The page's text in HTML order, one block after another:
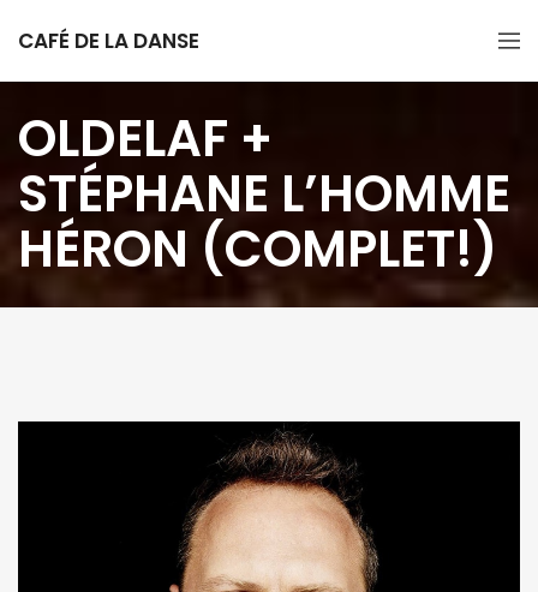
CAFÉ DE LA DANSE
OLDELAF +
STÉPHANE L’HOMME
HÉRON (COMPLET!)